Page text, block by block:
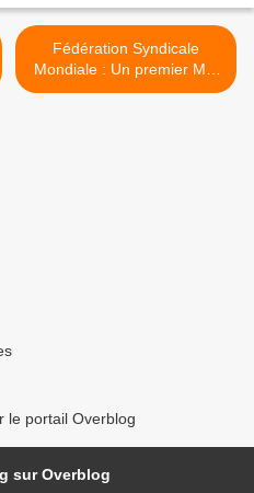
Fédération Syndicale
Mondiale : Un premier Mai
2020 au service de la santé
le portail Overblog
sur Overblog